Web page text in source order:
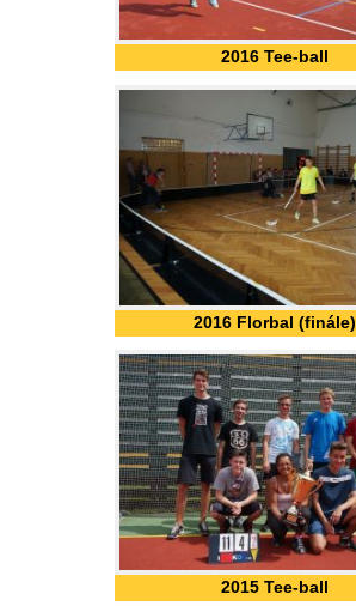
2016 Tee-ball
2016 Florbal (finále)
2015 Tee-ball